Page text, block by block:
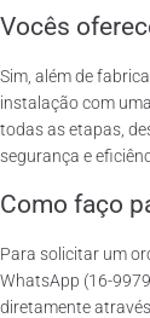
Vocês
Sim, além de
instalação com
todas as etapas,
segurança e
Como faço
Para solicitar um
WhatsApp (16-
diretamente